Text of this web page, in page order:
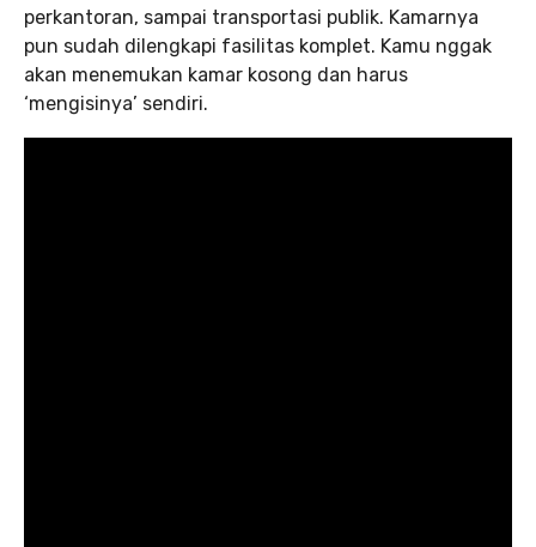
perkantoran, sampai transportasi publik. Kamarnya
pun sudah dilengkapi fasilitas komplet. Kamu nggak
akan menemukan kamar kosong dan harus
‘mengisinya’ sendiri.